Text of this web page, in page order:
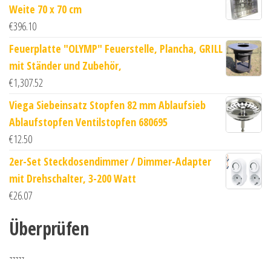
Weite 70 x 70 cm
€396.10
Feuerplatte "OLYMP" Feuerstelle, Plancha, GRILL
mit Ständer und Zubehör,
€1,307.52
Viega Siebeinsatz Stopfen 82 mm Ablaufsieb
Ablaufstopfen Ventilstopfen 680695
€12.50
2er-Set Steckdosendimmer / Dimmer-Adapter
mit Drehschalter, 3-200 Watt
€26.07
Überprüfen